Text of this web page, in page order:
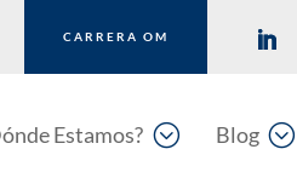
CARRERA OM
;
Estamos? ;
Blog